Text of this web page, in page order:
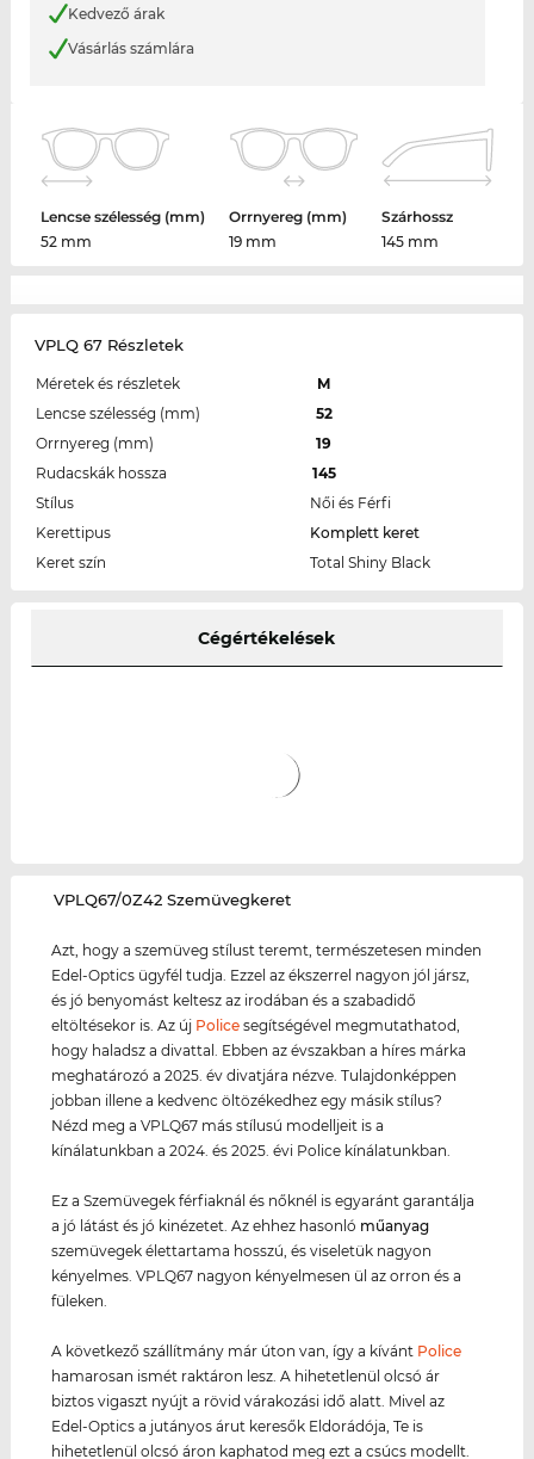
Kedvező árak
Vásárlás számlára
Lencse szélesség (mm)
52 mm
Orrnyereg (mm)
19 mm
Szárhossz
145 mm
VPLQ 67 Részletek
Méretek és részletek
M
Lencse szélesség (mm)
52
Orrnyereg (mm)
19
Rudacskák hossza
145
Stílus
Női és Férfi
Kerettipus
Komplett keret
Keret szín
Total Shiny Black
Cégértékelések
‌VPLQ67/0Z42 Szemüvegkeret
Azt, hogy a szemüveg stílust teremt, természetesen minden
Edel-Optics ügyfél tudja. Ezzel az ékszerrel nagyon jól jársz,
és jó benyomást keltesz az irodában és a szabadidő
eltöltésekor is. Az új Police segítségével megmutathatod,
hogy haladsz a divattal. Ebben az évszakban a híres márka
meghatározó a 2025. év divatjára nézve. Tulajdonképpen
jobban illene a kedvenc öltözékedhez egy másik stílus?
Nézd meg a VPLQ67 más stílusú modelljeit is a
kínálatunkban a 2024. és 2025. évi Police kínálatunkban.
Ez a Szemüvegek férfiaknál és nőknél is egyaránt garantálja
a jó látást és jó kinézetet. Az ehhez hasonló műanyag
szemüvegek élettartama hosszú, és viseletük nagyon
kényelmes. VPLQ67 nagyon kényelmesen ül az orron és a
füleken.
A következő szállítmány már úton van, így a kívánt Police
hamarosan ismét raktáron lesz. A hihetetlenül olcsó ár
biztos vigaszt nyújt a rövid várakozási idő alatt. Mivel az
Edel-Optics a jutányos árut keresők Eldorádója, Te is
hihetetlenül olcsó áron kaphatod meg ezt a csúcs modellt.